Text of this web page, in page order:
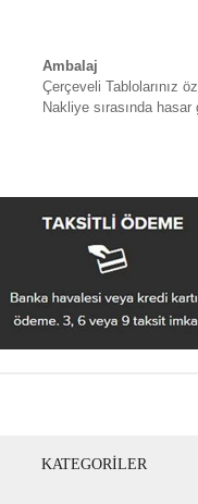
Ambalaj
Çerçeveli Tablolarınız
Nakliye sırasında
KATEGORİLER